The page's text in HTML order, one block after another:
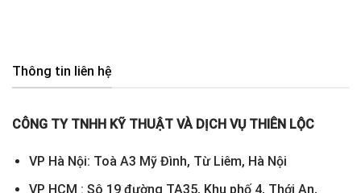
Thông tin liên hệ
CÔNG TY TNHH KỸ THUẬT VÀ DỊCH VỤ THIÊN LỘC
VP Hà Nội: Toà A3 Mỹ Đình, Từ Liêm, Hà Nội
VP HCM : Sô 19 đường TA35, Khu phố 4, Thới An,